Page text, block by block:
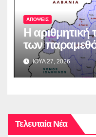
ΑΠΟΨΕΙΣ
Η αριθμητική
των
ΙΟΥΛ 27, 2026
Τελευταία Νέα